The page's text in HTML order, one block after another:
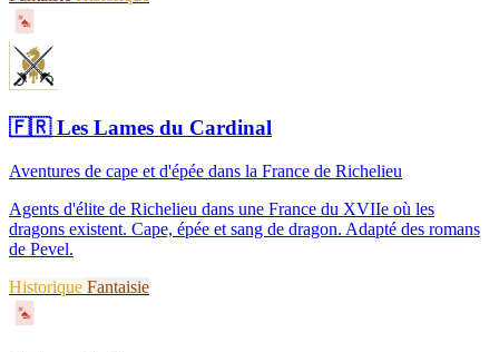
♠
🇫🇷Les Lames du Cardinal
Aventures de cape et d'épée dans la France de Richelieu
Agents d'élite de Richelieu dans une France du XVIIe où les
dragons existent. Cape, épée et sang de dragon. Adapté des romans
de Pevel.
Historique Fantaisie
♠